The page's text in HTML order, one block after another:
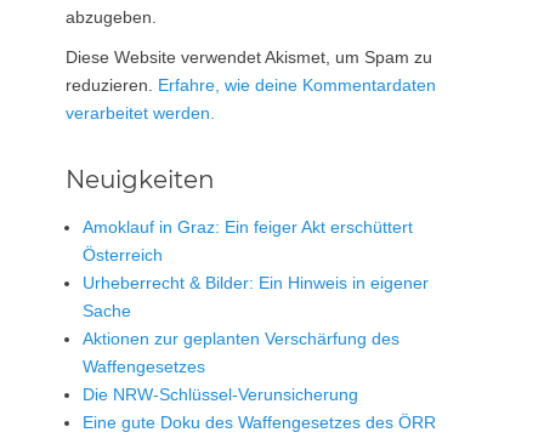
abzugeben.
Diese Website verwendet Akismet, um Spam zu
reduzieren. Erfahre, wie deine Kommentardaten
verarbeitet werden.
Neuigkeiten
Amoklauf in Graz: Ein feiger Akt erschüttert
Österreich
Urheberrecht & Bilder: Ein Hinweis in eigener
Sache
Aktionen zur geplanten Verschärfung des
Waffengesetzes
Die NRW-Schlüssel-Verunsicherung
Eine gute Doku des Waffengesetzes des ÖRR